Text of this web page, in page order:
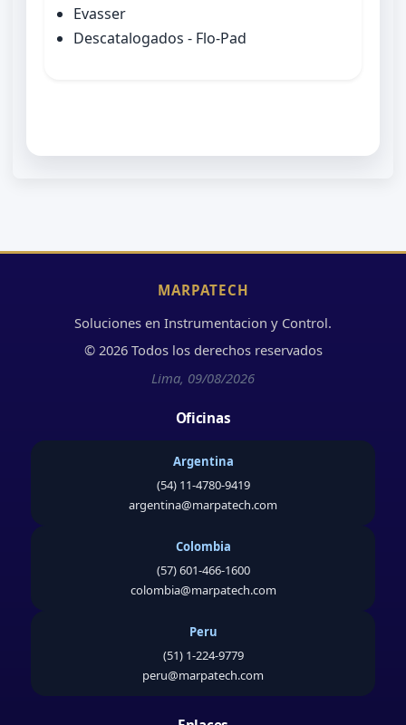
Evasser
Descatalogados - Flo-Pad
MARPATECH
Soluciones en Instrumentacion y Control.
© 2026 Todos los derechos reservados
Lima, 09/08/2026
Oficinas
Argentina
(54) 11-4780-9419
argentina@marpatech.com
Colombia
(57) 601-466-1600
colombia@marpatech.com
Peru
(51) 1-224-9779
peru@marpatech.com